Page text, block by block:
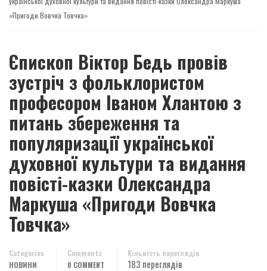
«Пригоди Вовчка Товчка»
Єпископ Віктор Бедь провів
зустріч з фольклористом
професором Іваном Хлантою з
питань збереження та
популяризації української
духовної культури та видання
повісті-казки Олександра
Маркуша «Пригоди Вовчка
Товчка»
Categories
НОВИНИ
Comments
0 COMMENT
Кількість переглядів
183 переглядів